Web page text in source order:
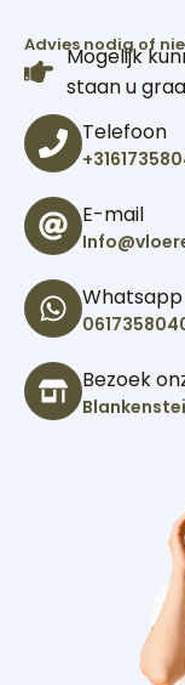
Advies nodig of
Mogelijk
staan u
Telefoon
E-mail
Whatsapp
Bezoek